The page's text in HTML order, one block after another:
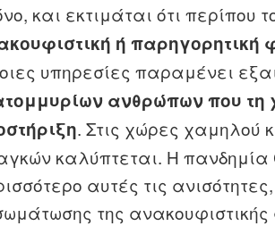
και εκτιμάται ότι περίπου
ή παρηγορητική
υπηρεσίες παραμένει
ανθρώπων που τη
. Στις χώρες χαμηλού
καλύπτεται. Η πανδημία
αυτές τις
της